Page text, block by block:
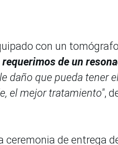
con un
de un
daño que pueda tener
el mejor tratamiento",
de entrega